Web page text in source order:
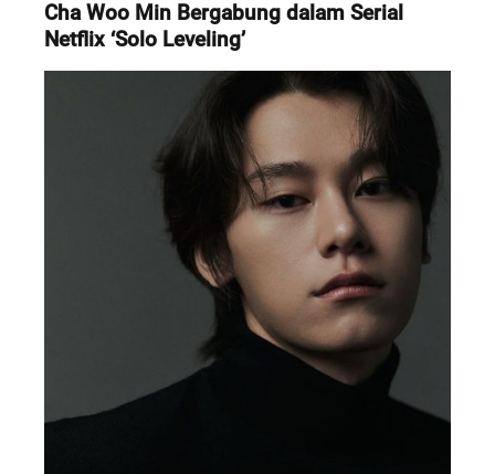
Cha Woo Min Bergabung dalam Serial
Netflix ‘Solo Leveling’